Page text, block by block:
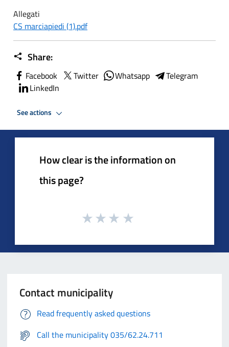
Allegati
CS marciapiedi (1).pdf
Share:
Facebook Twitter Whatsapp
Telegram
LinkedIn
See actions
How clear is the information on
this page?
Contact municipality
Read frequently asked questions
Call the municipality 035/62.24.711